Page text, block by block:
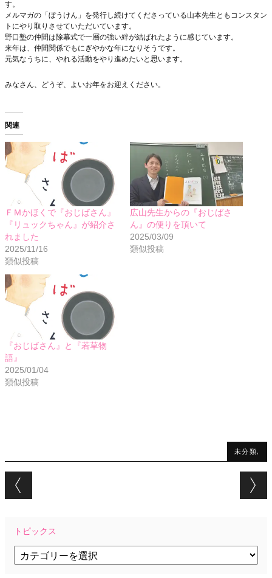
す。
メルマガの「ぼうけん」を発行し続けてくださっている山本先生ともコンスタン
トにやり取りさせていただいています。
野口塾の仲間は除幕式で一層の強い絆が結ばれたように感じています。
来年は、仲間関係でもにぎやかな年になりそうです。
元気なうちに、やれる活動をやり進めたいと思います。
みなさん、どうぞ、よいお年をお迎えください。
関連
ＦＭかほくで『おじばさん』
『リュックちゃん』が紹介さ
れました
2025/11/16
類似投稿
広山先生からの『おじばさ
ん』の便りを頂いて
2025/03/09
類似投稿
『おじばさん』と『若草物
語』
2025/01/04
類似投稿
未分類,
Post navigation
トピックス